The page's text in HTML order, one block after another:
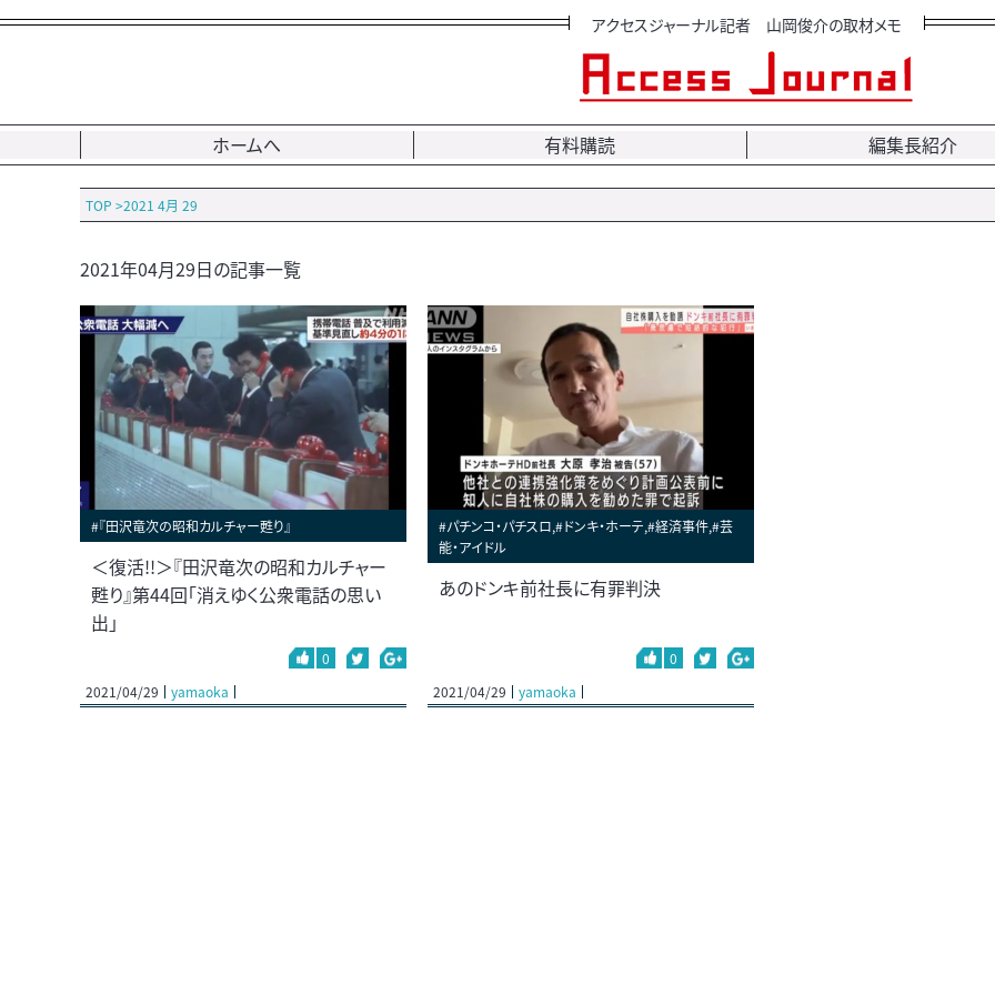
アクセスジャーナル記者 山岡俊介の取材メモ
ホームへ 有料購読 編集長紹介
TOP >2021 4月 29
2021年04月29日の記事一覧
#『田沢竜次の昭和カルチャー甦り』
＜復活!!＞『田沢竜次の昭和カルチャー
甦り』第44回「消えゆく公衆電話の思い
出」
0
2021/04/29
yamaoka
#パチンコ・パチスロ,#ドンキ・ホーテ,#経済事件,#芸
能・アイドル
あのドンキ前社長に有罪判決
0
2021/04/29
yamaoka